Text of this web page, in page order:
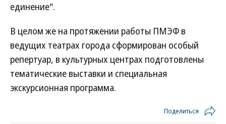
единение".
В целом же на протяжении работы ПМЭФ в
ведущих театрах города сформирован особый
репертуар, в культурных центрах подготовлены
тематические выставки и специальная
экскурсионная программа.
Поделиться